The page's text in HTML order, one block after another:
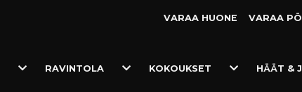
VARAA HUONE VARAA
ToggleRAVINTOLA
ToggleKOKOUKSET
ToggleHÄÄT &